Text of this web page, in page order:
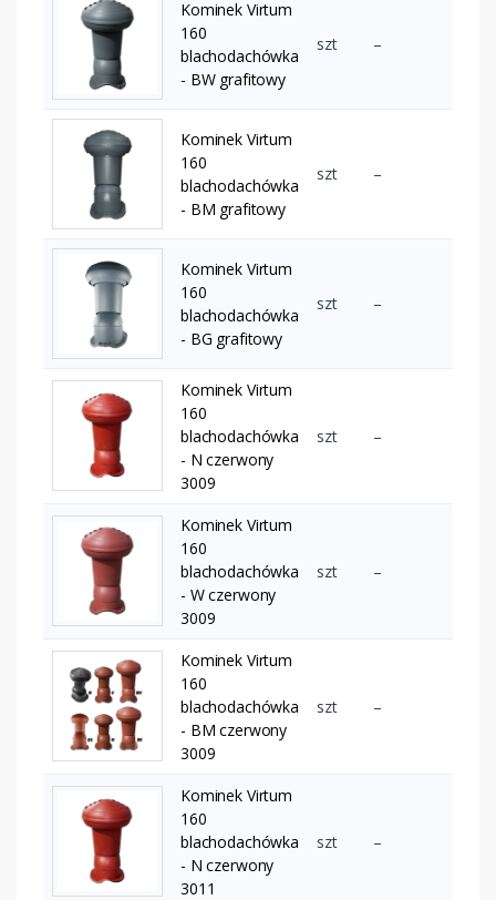
Kominek Virtum
160
blachodachówka
- BW grafitowy
szt –
Kominek Virtum
160
blachodachówka
- BM grafitowy
szt –
Kominek Virtum
160
blachodachówka
- BG grafitowy
szt –
Kominek Virtum
160
blachodachówka
- N czerwony
3009
szt –
Kominek Virtum
160
blachodachówka
- W czerwony
3009
szt –
Kominek Virtum
160
blachodachówka
- BM czerwony
3009
szt –
Kominek Virtum
160
blachodachówka
- N czerwony
3011
szt –